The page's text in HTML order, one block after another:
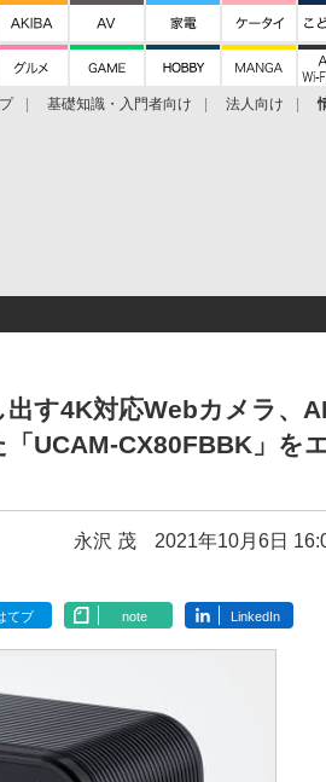
基礎知識・入門者向け 法人向け
す4K対応Webカメラ、AI
UCAM-CX80FBBK」を
永沢 茂 2021年10月6日
てブ note LinkedIn